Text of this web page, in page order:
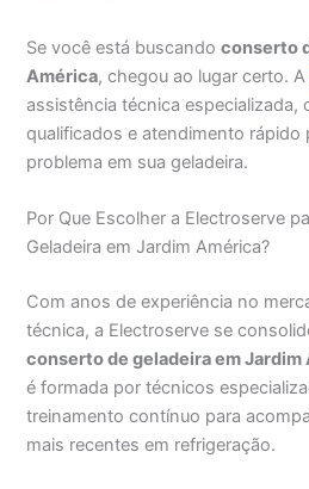
Se você está buscandoconserto
América, chegou ao lugar certo. A
assistência técnica especializada,
qualificados e atendimento rápido
problema em sua geladeira.
Por Que Escolher a Electroserve
Geladeira em Jardim América?
Com anos de experiência no
técnica, a Electroserve se
conserto de geladeira em Jardim
é formada por técnicos
treinamento contínuo para
mais recentes em refrigeração.